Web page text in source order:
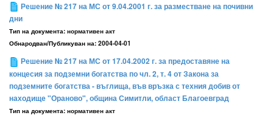
Решение № 217 на МС от 9.04.2001 г. за разместване на почивни
дни
Тип на документа: нормативен акт
Обнародван/Публикуван на: 2004-04-01
Решение № 217 на МС от 17.04.2002 г. за предоставяне на
концесия за подземни богатства по чл. 2, т. 4 от Закона за
подземните богатства - въглища, във връзка с техния добив от
находище "Ораново", община Симитли, област Благоевград
Тип на документа: нормативен акт